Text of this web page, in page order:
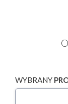
WYBRANY